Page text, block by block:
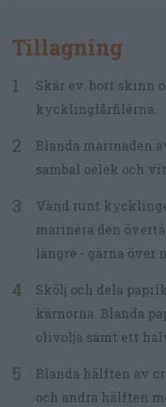
Tillagning
Skär ev. bort skinn
kycklinglårfilérna.
Blanda marinaden
sambal oelek och
Vänd runt
marinera den
längre - gärna över
Skölj och dela
kärnorna. Blanda
olivolja samt ett
Blanda hälften av
och andra hälften